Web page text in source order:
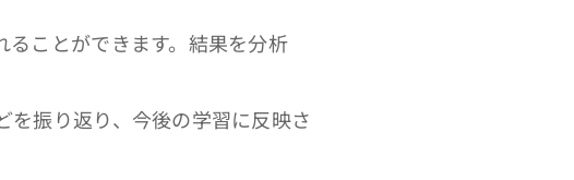
ことができます。結果を分析
を振り返り、今後の学習に反映さ